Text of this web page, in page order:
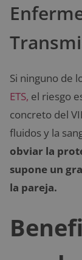
Si ninguno de
ETS, el riesgo
concreto del
fluidos y la
obviar la
supone un
la pareja.